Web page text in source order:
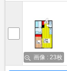
画像 : 23枚